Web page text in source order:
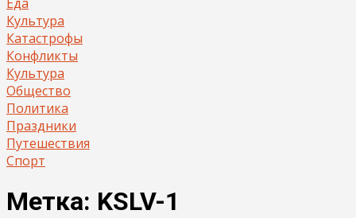
Культура
Катастрофы
Конфликты
Культура
Общество
Политика
Праздники
Путешествия
Спорт
Метка: KSLV-1